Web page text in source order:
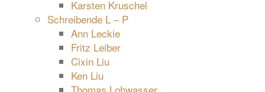
Karsten Kruschel
Schreibende L – P
Ann Leckie
Fritz Leiber
Cixin Liu
Ken Liu